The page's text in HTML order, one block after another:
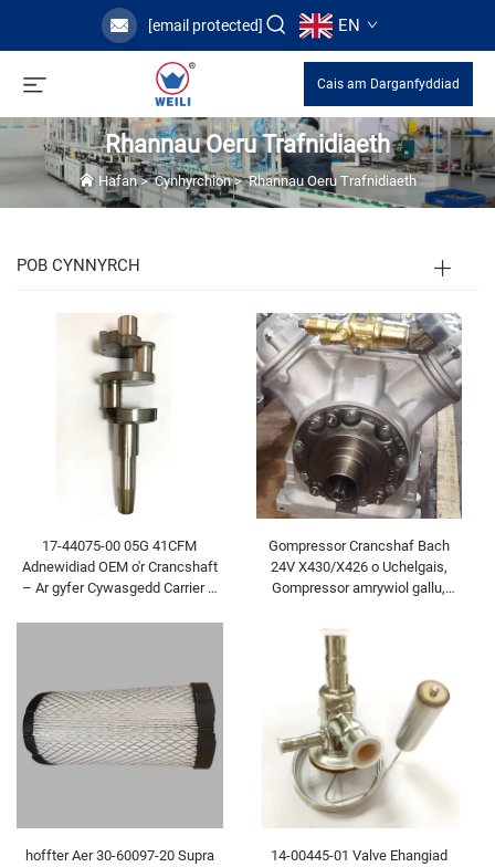
[email protected] EN
Cais am Darganfyddiad
Rhannau Oeru Trafnidiaeth
Hafan>Cynhyrchion>Rhannau Oeru Trafnidiaeth
POB CYNNYRCH
17-44075-00 05G 41CFM
Adnewidiad OEM o'r Crancshaft
– Ar gyfer Cywasgedd Carrier –
Gompressor Crancshaf Bach
24V X430/X426 o Uchelgais,
Gompressor amrywiol gallu,
Carrier Transicold
hoffter Aer 30-60097-20 Supra
14-00445-01 Valve Ehangiad